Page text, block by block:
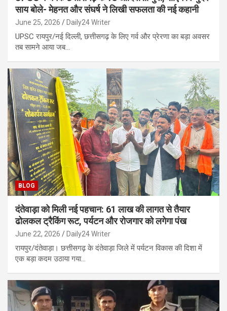
साय बोले- मेहनत और संघर्ष ने लिखी सफलता की नई कहानी
June 25, 2026 Daily24 Writer
UPSC रायपुर/नई दिल्ली, छत्तीसगढ़ के लिए गर्व और प्रेरणा का बड़ा अवसर
तब सामने आया जब…
BLOG
दंतेवाड़ा को मिली नई पहचान: 61 लाख की लागत से तैयार
ढोलकल ट्रैकिंग रूट, पर्यटन और रोजगार को लगेगा पंख
June 22, 2026 Daily24 Writer
रायपुर/दंतेवाड़ा। छत्तीसगढ़ के दंतेवाड़ा जिले में पर्यटन विकास की दिशा में
एक बड़ा कदम उठाया गया…